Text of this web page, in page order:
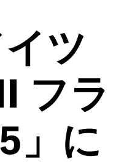
ツ
フラ
」に